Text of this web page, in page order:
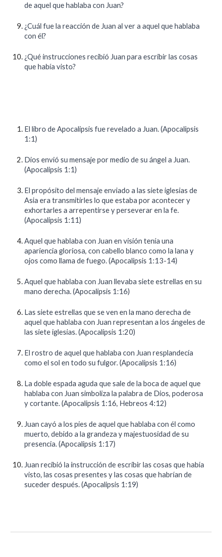
de aquel que hablaba con Juan?
¿Cuál fue la reacción de Juan al ver a aquel que hablaba
con él?
¿Qué instrucciones recibió Juan para escribir las cosas
que había visto?
El libro de Apocalipsis fue revelado a Juan. (Apocalipsis
1:1)
Dios envió su mensaje por medio de su ángel a Juan.
(Apocalipsis 1:1)
El propósito del mensaje enviado a las siete iglesias de
Asia era transmitirles lo que estaba por acontecer y
exhortarles a arrepentirse y perseverar en la fe.
(Apocalipsis 1:11)
Aquel que hablaba con Juan en visión tenía una
apariencia gloriosa, con cabello blanco como la lana y
ojos como llama de fuego. (Apocalipsis 1:13-14)
Aquel que hablaba con Juan llevaba siete estrellas en su
mano derecha. (Apocalipsis 1:16)
Las siete estrellas que se ven en la mano derecha de
aquel que hablaba con Juan representan a los ángeles de
las siete iglesias. (Apocalipsis 1:20)
El rostro de aquel que hablaba con Juan resplandecía
como el sol en todo su fulgor. (Apocalipsis 1:16)
La doble espada aguda que sale de la boca de aquel que
hablaba con Juan simboliza la palabra de Dios, poderosa
y cortante. (Apocalipsis 1:16, Hebreos 4:12)
Juan cayó a los pies de aquel que hablaba con él como
muerto, debido a la grandeza y majestuosidad de su
presencia. (Apocalipsis 1:17)
Juan recibió la instrucción de escribir las cosas que había
visto, las cosas presentes y las cosas que habrían de
suceder después. (Apocalipsis 1:19)